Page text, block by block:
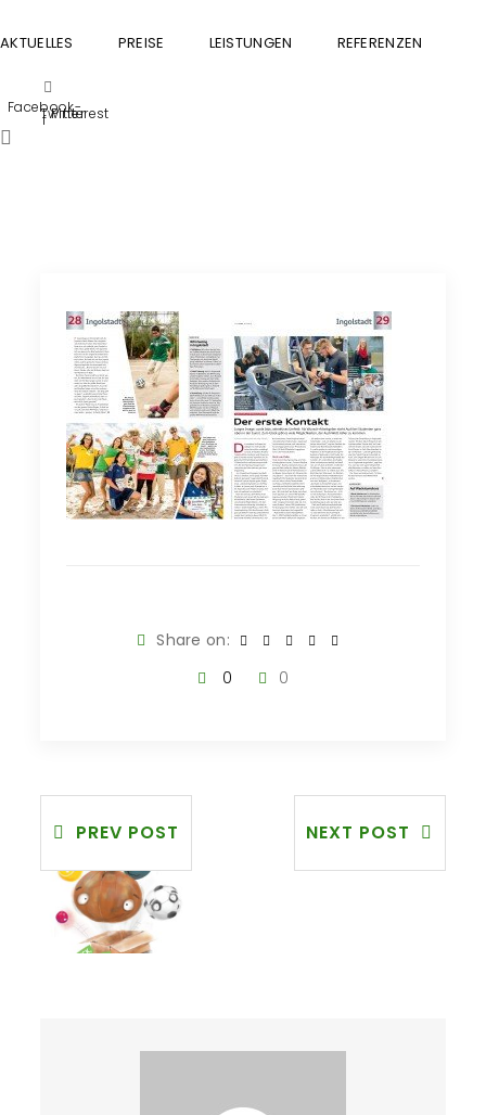
AKTUELLES PREISE LEISTUNGEN REFERENZEN
Facebook-
f
Twitter
Pinterest
Share on:
0
0
PREV POST NEXT POST